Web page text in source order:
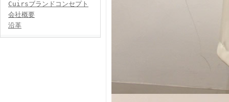
Cuirsブランドコンセプト
会社概要
沿革